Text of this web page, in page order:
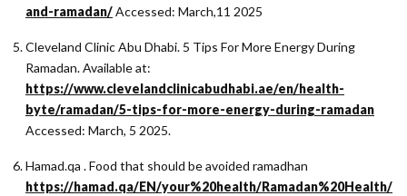
and-ramadan/Accessed: March,11 2025
Cleveland Clinic Abu Dhabi. 5 Tips For More Energy During
Ramadan. Available at:
https://www.clevelandclinicabudhabi.ae/en/health-
byte/ramadan/5-tips-for-more-energy-during-ramadan
Accessed: March, 5 2025.
Hamad.qa . Food that should be avoided ramadhan
https://hamad.qa/EN/your%20health/Ramadan%20Health/